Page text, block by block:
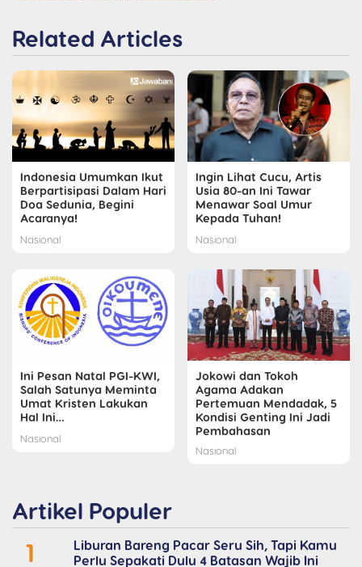
Related Articles
Indonesia Umumkan Ikut
Berpartisipasi Dalam Hari
Doa Sedunia, Begini
Acaranya!
Nasional
Ingin Lihat Cucu, Artis
Usia 80-an Ini Tawar
Menawar Soal Umur
Kepada Tuhan!
Nasional
Ini Pesan Natal PGI-KWI,
Salah Satunya Meminta
Umat Kristen Lakukan
Hal Ini…
Nasional
Jokowi dan Tokoh
Agama Adakan
Pertemuan Mendadak, 5
Kondisi Genting Ini Jadi
Pembahasan
Nasional
Artikel Populer
1
Liburan Bareng Pacar Seru Sih, Tapi Kamu
Perlu Sepakati Dulu 4 Batasan Wajib Ini